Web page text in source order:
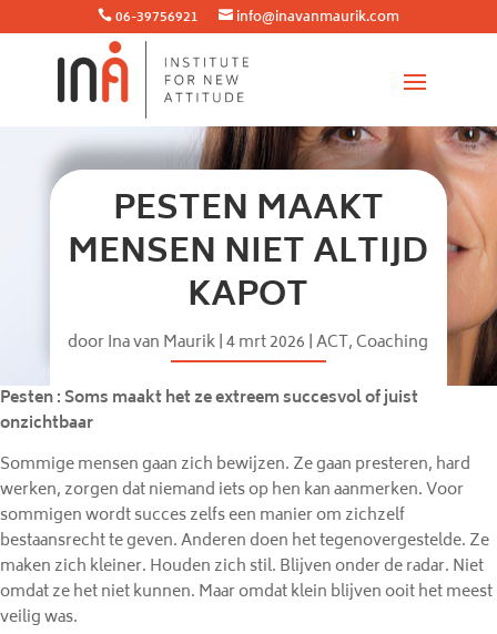
 06-39756921  info@inavanmaurik.com
PESTEN MAAKT
MENSEN NIET ALTIJD
KAPOT
doorIna van Maurik|4 mrt 2026 |ACT,Coaching
Pesten : Soms maakt het ze extreem succesvol of juist
onzichtbaar
Sommige mensen gaan zich bewijzen. Ze gaan presteren, hard
werken, zorgen dat niemand iets op hen kan aanmerken. Voor
sommigen wordt succes zelfs een manier om zichzelf
bestaansrecht te geven. Anderen doen het tegenovergestelde. Ze
maken zich kleiner. Houden zich stil. Blijven onder de radar. Niet
omdat ze het niet kunnen. Maar omdat klein blijven ooit het meest
veilig was.